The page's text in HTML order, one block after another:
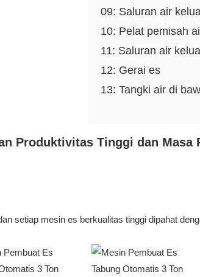
09: Saluran air
10: Pelat pemisah
11: Saluran air
12: Gerai es
13: Tangki air di
setiap mesin es berkualitas tinggi dipahat